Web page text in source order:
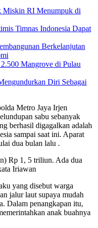
Miskin RI Menumpuk di
Timnas Indonesia Dapat
Berkelanjutan
Mangrove di Pulau
Diri Sebagai
Metro Jaya Irjen
sabu sebanyak
berhasil digagalkan adalah
sampai saat ini. Aparat
dua bulan lalu .
Rp 1, 5 triliun. Ada dua
Iriawan
yang disebut warga
jalur laut supaya mudah
Dalam penangkapan itu,
anak buahnya